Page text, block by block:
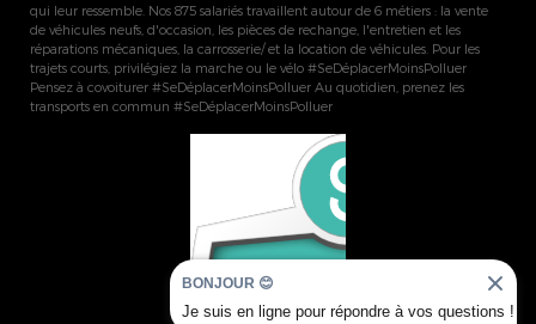
qui leur ressemble. Nos 875 salariés travaillent autour de 6 métiers : la vente
de véhicules neufs, d'occasion, les pièces de rechange, l'entretien et les
réparations mécaniques, la carrosserie/ et la location de véhicules. Pour les
trajets courts, privilégiez la marche ou le vélo #SeDéplacerMoinsPolluer
Pensez à covoiturer #SeDéplacerMoinsPolluer Au quotidien, prenez les
transports en commun #SeDéplacerMoinsPolluer
BONJOUR 😊
Je suis en ligne pour répondre à vos questions !